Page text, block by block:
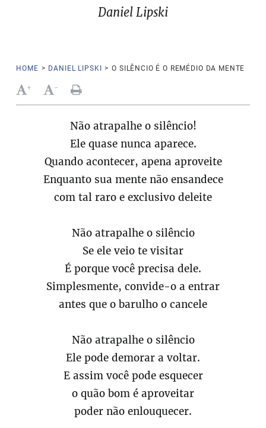
Daniel Lipski
HOME > DANIEL LIPSKI > O SILÊNCIO É O REMÉDIO DA MENTE
+ -
Não atrapalhe o silêncio!
Ele quase nunca aparece.
Quando acontecer, apena aproveite
Enquanto sua mente não ensandece
com tal raro e exclusivo deleite
Não atrapalhe o silêncio
Se ele veio te visitar
É porque você precisa dele.
Simplesmente, convide-o a entrar
antes que o barulho o cancele
Não atrapalhe o silêncio
Ele pode demorar a voltar.
E assim você pode esquecer
o quão bom é aproveitar
poder não enlouquecer.